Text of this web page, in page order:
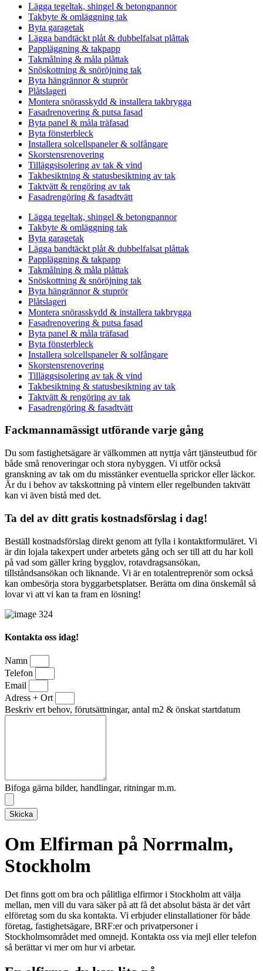
Lägga tegeltak, shingel & betongpannor
Takbyte & omläggning tak
Byta garagetak
Lägga bandtäckt plåt & dubbelfalsat plåttak
Pappläggning & takpapp
Takmålning & måla plåttak
Snöskottning & snöröjning tak
Byta hängrännor & stuprör
Plåtslageri
Montera snörasskydd & installera takbrygga
Fasadrenovering & putsa fasad
Byta panel & måla träfasad
Byta fönsterbleck
Installera solcellspaneler & solfångare
Skorstensrenovering
Tilläggsisolering av tak & vind
Takbesiktning & statusbesiktning av tak
Taktvätt & rengöring av tak
Fasadrengöring & fasadtvätt
Lägga tegeltak, shingel & betongpannor
Takbyte & omläggning tak
Byta garagetak
Lägga bandtäckt plåt & dubbelfalsat plåttak
Pappläggning & takpapp
Takmålning & måla plåttak
Snöskottning & snöröjning tak
Byta hängrännor & stuprör
Plåtslageri
Montera snörasskydd & installera takbrygga
Fasadrenovering & putsa fasad
Byta panel & måla träfasad
Byta fönsterbleck
Installera solcellspaneler & solfångare
Skorstensrenovering
Tilläggsisolering av tak & vind
Takbesiktning & statusbesiktning av tak
Taktvätt & rengöring av tak
Fasadrengöring & fasadtvätt
Fackmannamässigt utförande varje gång
Du som fastighetsägare är välkommen att nyttja vårt tjänsteutbud för
både små renoveringar och stora nybyggen. Vi utför också
granskning av tak om du misstänker eventuella sprickor eller läckor.
Är du i behov av takskottning på vintern eller regelbunden taktvätt
kan vi även bistå med det.
Ta del av ditt gratis kostnadsförslag i dag!
Beställ kostnadsförslag direkt genom att fylla i kontaktformuläret. Vi
är din lojala takexpert under arbetets gång och ser till att du har koll
på vad som gäller kring bygglov, rotavdragsansökan,
tillståndsansökan och liknande. Vi är en totalentreprenör som också
kan ombesörja stora byggarbetsplatser. Berätta om dina önskemål så
lovar vi att vi kan ta fram en lösning!
Kontakta oss idag!
Namn
Telefon
Email
Adress + Ort
Beskriv ert behov, förutsättningar, antal m2 & önskat startdatum
Bifoga gärna bilder, handlingar, ritningar m.m.
Skicka
Om Elfirman på Norrmalm,
Stockholm
Det finns gott om bra och pålitliga elfirmor i Stockholm att välja
mellan, men vill du vara säker på att få det absolut bästa är det vårt
elföretag som du ska kontakta. Vi erbjuder elinstallationer för både
företag, fastighetsägare, BRF:er och privatpersoner i
Stockholmsområdet med omnejd. Kontakta oss via mejl eller telefon
så berättar vi mer om hur vi arbetar.